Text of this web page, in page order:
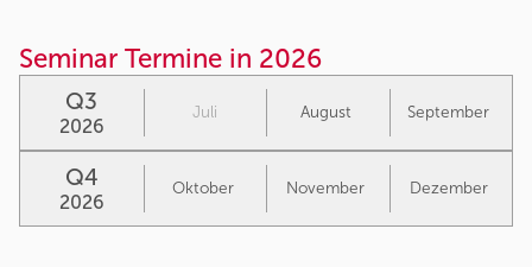
Seminar Termine in 2026
Q3
2026
Juli August September
Q4
2026
Oktober November Dezember